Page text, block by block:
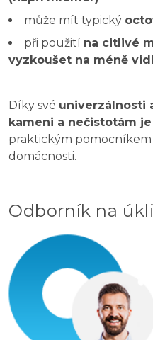
může mít typický
při použití na citlivé
vyzkoušet na méně
Díky své univerzálnosti
kameni a nečistotám
praktickým
domácnosti.
Odborník na